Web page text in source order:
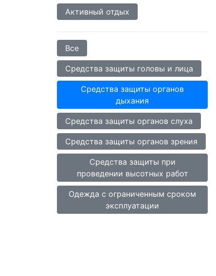
Активный отдых
Все
Средства защиты головы и лица
Средства защиты органов
дыхания
Средства защиты органов слуха
Средства защиты органов зрения
Средства защиты при
проведении высотных работ
Одежда с ограниченным сроком
эксплуатации